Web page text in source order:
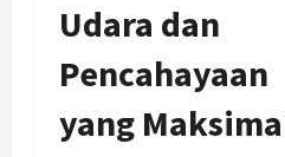
Udara dan
Pencahayaan
yang